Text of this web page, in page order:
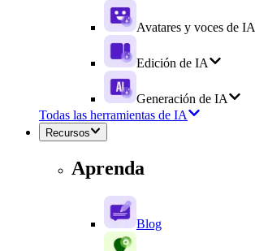
Avatares y voces de IA
Edición de IA
Generación de IA
Todas las herramientas de IA
Recursos
Aprenda
Blog